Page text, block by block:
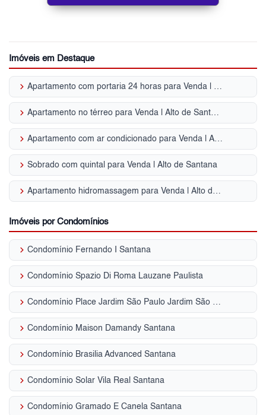
Imóveis em Destaque
keyboard_arrow_right Apartamento com portaria 24 horas para Venda | Alto de Santana
keyboard_arrow_right Apartamento no térreo para Venda | Alto de Santana
keyboard_arrow_right Apartamento com ar condicionado para Venda | Alto de Santana
keyboard_arrow_right Sobrado com quintal para Venda | Alto de Santana
keyboard_arrow_right Apartamento hidromassagem para Venda | Alto de Santana
Imóveis por Condomínios
keyboard_arrow_right Condomínio Fernando I Santana
keyboard_arrow_right Condomínio Spazio Di Roma Lauzane Paulista
keyboard_arrow_right Condomínio Place Jardim São Paulo Jardim São Paulo (Zona Norte)
keyboard_arrow_right Condomínio Maison Damandy Santana
keyboard_arrow_right Condomínio Brasilia Advanced Santana
keyboard_arrow_right Condomínio Solar Vila Real Santana
keyboard_arrow_right Condomínio Gramado E Canela Santana